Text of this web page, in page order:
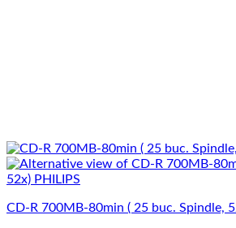
CD-R 700MB-80min ( 25 buc. Spindle,